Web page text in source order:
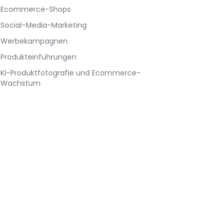
Ecommerce-Shops
Social-Media-Marketing
Werbekampagnen
Produkteinführungen
KI-Produktfotografie und Ecommerce-
Wachstum